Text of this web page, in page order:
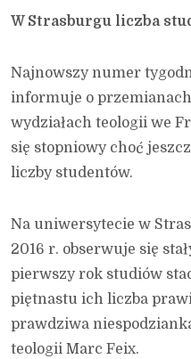
W Strasburgu liczba
Najnowszy numer
informuje o
wydziałach teologii we
się stopniowy choć
liczby studentów.
Na uniwersytecie w
2016 r. obserwuje się
pierwszy rok studiów
piętnastu ich liczba
prawdziwa
teologii Marc Feix.